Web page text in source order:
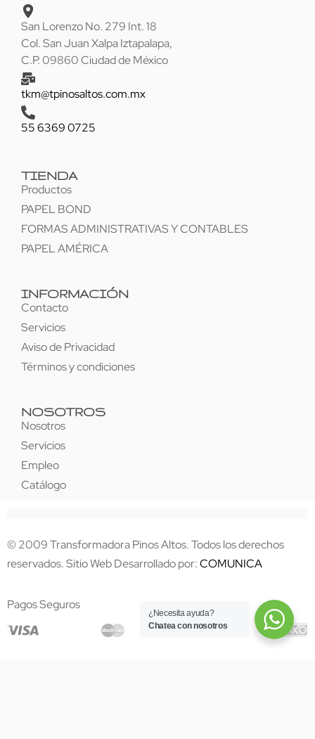
San Lorenzo No. 279 Int. 18
Col. San Juan Xalpa Iztapalapa,
C.P. 09860 Ciudad de México
tkm@tpinosaltos.com.mx
55 6369 0725
TIENDA
Productos
PAPEL BOND
FORMAS ADMINISTRATIVAS Y CONTABLES
PAPEL AMÉRICA
INFORMACIÓN
Contacto
Servicios
Aviso de Privacidad
Términos y condiciones
NOSOTROS
Nosotros
Servicios
Empleo
Catálogo
© 2009 Transformadora Pinos Altos. Todos los derechos
reservados. Sitio Web Desarrollado por:COMUNICA
Pagos Seguros
¿Necesita ayuda?
Chatea con nosotros